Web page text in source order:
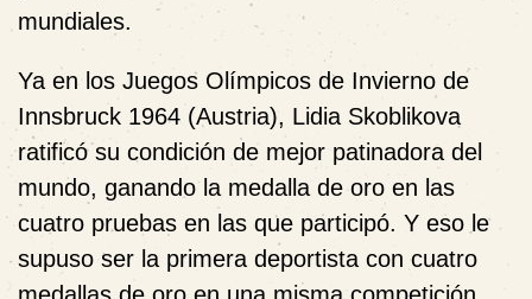
mundiales.
Ya en los Juegos Olímpicos de Invierno de
Innsbruck 1964 (Austria), Lidia Skoblikova
ratificó su condición de mejor patinadora del
mundo, ganando la medalla de oro en las
cuatro pruebas en las que participó. Y eso le
supuso ser la primera deportista con cuatro
medallas de oro en una misma competición